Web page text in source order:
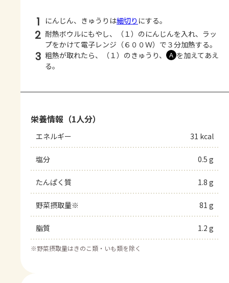
1 にんじん、きゅうりは細切り にする。
2 耐熱ボウルにもやし、（１）のにんじんを入れ、ラッ
プをかけて電子レンジ（６００Ｗ）で３分加熱する。
3 粗熱が取れたら、（１）のきゅうり、 Ａ を加えてあえ
る。
栄養情報（1人分）
エネルギー 31 kcal
塩分 0.5 g
たんぱく質 1.8 g
野菜摂取量※ 81 g
脂質 1.2 g
※野菜摂取量はきのこ類・いも類を除く